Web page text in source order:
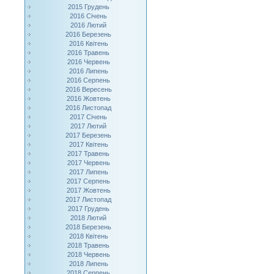
2015 Грудень
2016 Січень
2016 Лютий
2016 Березень
2016 Квітень
2016 Травень
2016 Червень
2016 Липень
2016 Серпень
2016 Вересень
2016 Жовтень
2016 Листопад
2017 Січень
2017 Лютий
2017 Березень
2017 Квітень
2017 Травень
2017 Червень
2017 Липень
2017 Серпень
2017 Жовтень
2017 Листопад
2017 Грудень
2018 Лютий
2018 Березень
2018 Квітень
2018 Травень
2018 Червень
2018 Липень